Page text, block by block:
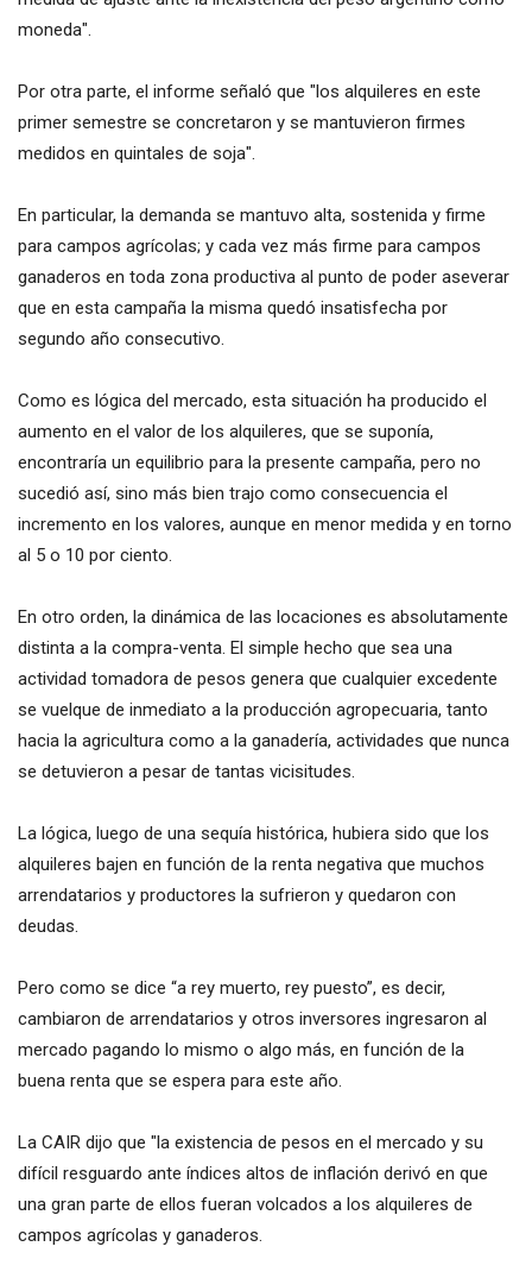
moneda".
Por otra parte, el informe señaló que "los alquileres en este
primer semestre se concretaron y se mantuvieron firmes
medidos en quintales de soja".
En particular, la demanda se mantuvo alta, sostenida y firme
para campos agrícolas; y cada vez más firme para campos
ganaderos en toda zona productiva al punto de poder aseverar
que en esta campaña la misma quedó insatisfecha por
segundo año consecutivo.
Como es lógica del mercado, esta situación ha producido el
aumento en el valor de los alquileres, que se suponía,
encontraría un equilibrio para la presente campaña, pero no
sucedió así, sino más bien trajo como consecuencia el
incremento en los valores, aunque en menor medida y en torno
al 5 o 10 por ciento.
En otro orden, la dinámica de las locaciones es absolutamente
distinta a la compra-venta. El simple hecho que sea una
actividad tomadora de pesos genera que cualquier excedente
se vuelque de inmediato a la producción agropecuaria, tanto
hacia la agricultura como a la ganadería, actividades que nunca
se detuvieron a pesar de tantas vicisitudes.
La lógica, luego de una sequía histórica, hubiera sido que los
alquileres bajen en función de la renta negativa que muchos
arrendatarios y productores la sufrieron y quedaron con
deudas.
Pero como se dice “a rey muerto, rey puesto”, es decir,
cambiaron de arrendatarios y otros inversores ingresaron al
mercado pagando lo mismo o algo más, en función de la
buena renta que se espera para este año.
La CAIR dijo que "la existencia de pesos en el mercado y su
difícil resguardo ante índices altos de inflación derivó en que
una gran parte de ellos fueran volcados a los alquileres de
campos agrícolas y ganaderos.